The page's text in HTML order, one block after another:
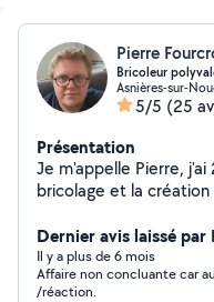
Pierre
Bricoleur
Asnières-sur-
5/5 (25
Présentation
Je m'appelle Pierre, j'ai
bricolage et la
travaux du quotidien.
également véhiculé.
Dernier avis laissé
Il y a plus de 6 mois
Affaire non concluante car
/réaction.